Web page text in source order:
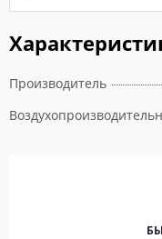
Производитель